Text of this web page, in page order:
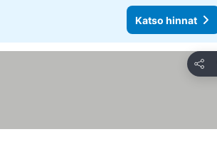
Katso hinnat
Jaa